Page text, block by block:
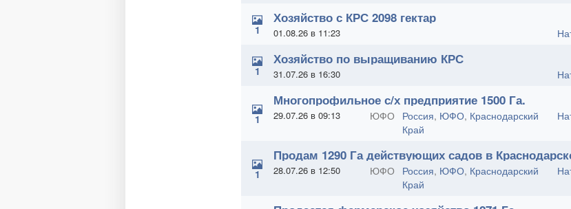
1
Хозяйство с КРС 2098 гектар
01.08.26 в 11:23
1
Хозяйство по выращиванию КРС
31.07.26 в 16:30
1
Многопрофильное с/х предприятие 1500 Га.
29.07.26 в 09:13 ЮФО Россия, ЮФО, Краснодарский
Край
1
Продам 1290 Га действующих садов в
28.07.26 в 12:50 ЮФО Россия, ЮФО, Краснодарский
Край